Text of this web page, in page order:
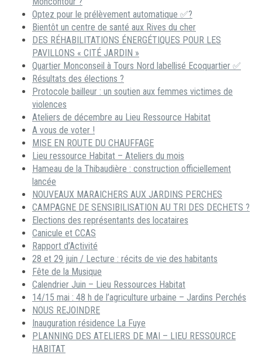
Optez pour le prélèvement automatique ✅?
Bientôt un centre de santé aux Rives du cher
DES RÉHABILITATIONS ÉNERGÉTIQUES POUR LES
PAVILLONS « CITÉ JARDIN »
Quartier Monconseil à Tours Nord labellisé Ecoquartier ✅
Résultats des élections ?
Protocole bailleur : un soutien aux femmes victimes de
violences
Ateliers de décembre au Lieu Ressource Habitat
A vous de voter !
MISE EN ROUTE DU CHAUFFAGE
Lieu ressource Habitat – Ateliers du mois
Hameau de la Thibaudière : construction officiellement
lancée
NOUVEAUX MARAICHERS AUX JARDINS PERCHES
CAMPAGNE DE SENSIBILISATION AU TRI DES DECHETS ?
Elections des représentants des locataires
Canicule et CCAS
Rapport d’Activité
28 et 29 juin / Lecture : récits de vie des habitants
Fête de la Musique
Calendrier Juin – Lieu Ressources Habitat
14/15 mai : 48 h de l’agriculture urbaine – Jardins Perchés
NOUS REJOINDRE
Inauguration résidence La Fuye
PLANNING DES ATELIERS DE MAI – LIEU RESSOURCE
HABITAT